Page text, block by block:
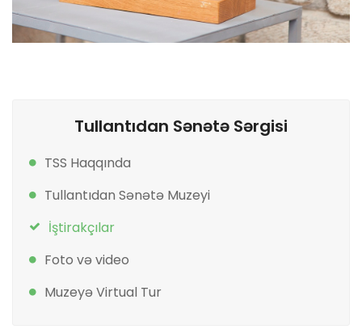
Tullantıdan Sənətə Sərgisi
TSS Haqqında
Tullantıdan Sənətə Muzeyi
İştirakçılar
Foto və video
Muzeyə Virtual Tur